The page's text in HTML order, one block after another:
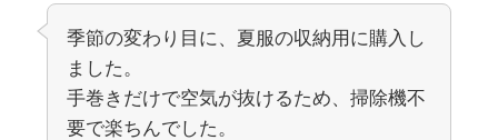
季節の変わり目に、夏服の収納用に購入し
ました。
手巻きだけで空気が抜けるため、掃除機不
要で楽ちんでした。